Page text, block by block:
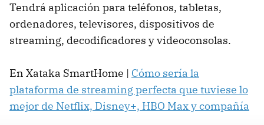
Tendrá aplicación para teléfonos, tabletas,
ordenadores, televisores, dispositivos de
streaming, decodificadores y videoconsolas.
En Xataka SmartHome | Cómo sería la
plataforma de streaming perfecta que tuviese lo
mejor de Netflix, Disney+, HBO Max y compañía